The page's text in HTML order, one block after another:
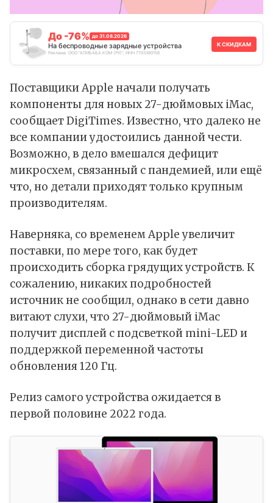
До -76% до 31.08.2026
На беспроводные зарядные устройства
Реклама. ООО "АЛИБАБА.КОМ (РУ)", ИНН 7703380158
К СКИДКАМ
Поставщики Apple начали получать
компоненты для новых 27-дюймовых iMac,
сообщает DigiTimes. Известно, что далеко не
все компании удостоились данной чести.
Возможно, в дело вмешался дефицит
микросхем, связанный с пандемией, или ещё
что, но детали приходят только крупным
производителям.
Наверняка, со временем Apple увеличит
поставки, по мере того, как будет
происходить сборка грядущих устройств. К
сожалению, никаких подробностей
источник не сообщил, однако в сети давно
витают слухи, что 27-дюймовый iMac
получит дисплей с подсветкой mini-LED и
поддержкой переменной частоты
обновления 120 Гц.
Релиз самого устройства ожидается в
первой половине 2022 года.